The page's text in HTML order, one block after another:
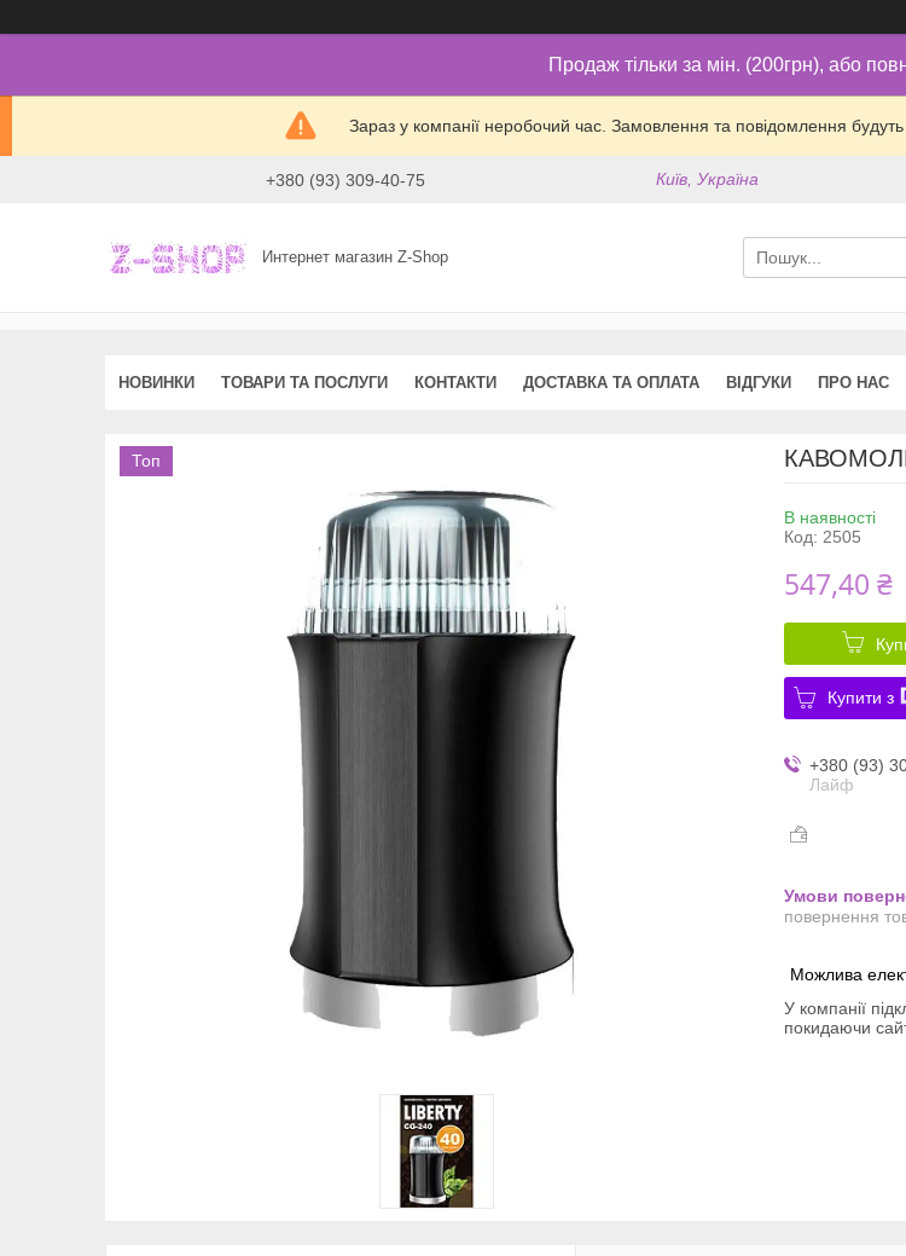
Продаж тільки за мін. (200грн), або
Зараз у компанії неробочий час. Замовлення та повідомлення
+380 (93) 309-40-75 Київ, Україна
Интернет магазин Z-Shop
НОВИНКИ ТОВАРИ ТА ПОСЛУГИ КОНТАКТИ ДОСТАВКА ТА ОПЛАТА ВІДГУКИ ПРО НАС
Топ
В наявності
Код: 2505
547,40 ₴
Купити з
+380 (93)
Лайф
повернення
У компанії
покидаючи